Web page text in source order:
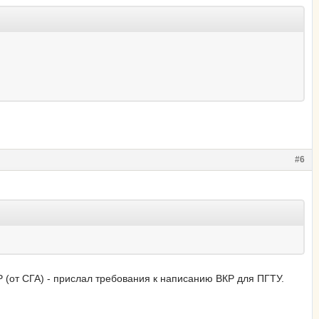
#6
(от СГА) - прислал требования к написанию ВКР для ПГТУ.